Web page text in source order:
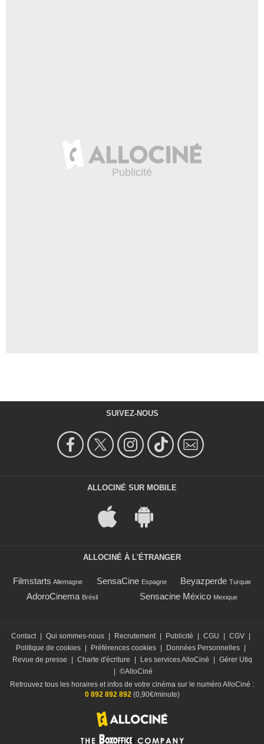
SUIVEZ-NOUS
ALLOCINÉ SUR MOBILE
ALLOCINÉ À L'ÉTRANGER
Filmstarts Allemagne SensaCine Espagne Beyazperde Turquie
AdoroCinema Brésil Sensacine México Mexique
Contact Qui sommes-nous Recrutement Publicité CGU CGV
Politique de cookies
Préférences cookies Données Personnelles
Revue de presse
Charte d'écriture Les services AlloCiné
Gérer Utiq
©AlloCiné
Retrouvez tous les horaires et infos de votre cinéma sur le numéro AlloCiné :
0 892 892 892(0,90€/minute)